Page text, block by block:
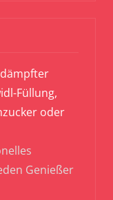
Füllung,
oder
Genießer